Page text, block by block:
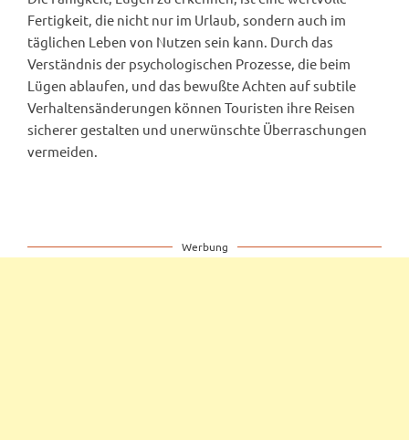
Fertigkeit, die nicht nur im Urlaub, sondern auch im
täglichen Leben von Nutzen sein kann. Durch das
Verständnis der psychologischen Prozesse, die beim
Lügen ablaufen, und das bewußte Achten auf subtile
Verhaltensänderungen können Touristen ihre Reisen
sicherer gestalten und unerwünschte Überraschungen
vermeiden.
Werbung